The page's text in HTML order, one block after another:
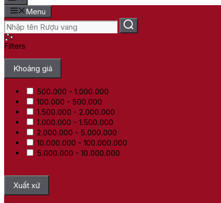
Menu
Filters
Khoảng giá
500.000 - 1.000.000
100.000 - 500.000
1.500.000 - 2.000.000
1.000.000 - 1.500.000
2.000.000 - 5.000.000
10.000.000 - 100.000.000
5.000.000 - 10.000.000
Xuất xứ